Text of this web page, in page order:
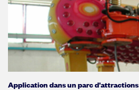
Application dans un parc d'attractions